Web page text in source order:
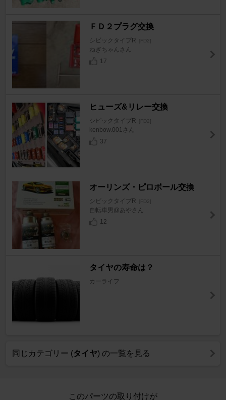
ＦＤ２プラグ交換
シビックタイプR [FD2]
ねぎちゃんさん
17
ヒューズ&リレー交換
シビックタイプR [FD2]
kenbow.001さん
37
オーリンズ・ピロボール交換
シビックタイプR [FD2]
自転車男@あやさん
12
タイヤの寿命は？
カーライフ
同じカテゴリー (タイヤ) の一覧を見る
このパーツの取り付けが